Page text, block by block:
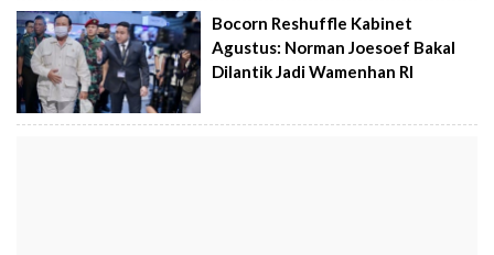
Bocorn Reshuffle Kabinet
Agustus: Norman Joesoef Bakal
Dilantik Jadi Wamenhan RI